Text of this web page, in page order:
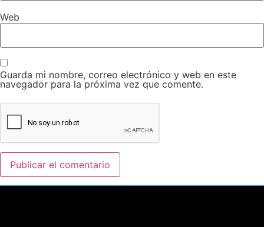
Web
Guarda mi nombre, correo electrónico y web en este
navegador para la próxima vez que comente.